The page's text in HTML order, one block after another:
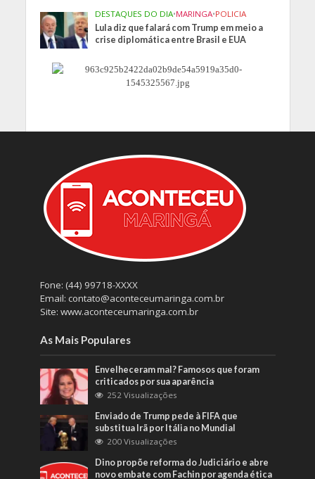
DESTAQUES DO DIA•MARINGA•POLICIA
Lula diz que falará com Trump em meio a
crise diplomática entre Brasil e EUA
Fone: (44) 99718-XXXX
Email: contato@aconteceumaringa.com.br
Site: www.aconteceumaringa.com.br
As Mais Populares
Envelheceram mal? Famosos que foram
criticados por sua aparência
252 Visualizações
Enviado de Trump pede à FIFA que
substitua Irã por Itália no Mundial
200 Visualizações
Dino propõe reforma do Judiciário e abre
novo embate com Fachin por agenda ética